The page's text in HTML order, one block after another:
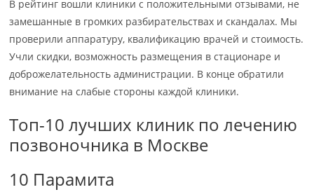
В рейтинг вошли клиники с положительными отзывами, не
замешанные в громких разбирательствах и скандалах. Мы
проверили аппаратуру, квалификацию врачей и стоимость.
Учли скидки, возможность размещения в стационаре и
доброжелательность администрации. В конце обратили
внимание на слабые стороны каждой клиники.
Топ-10 лучших клиник по лечению
позвоночника в Москве
10 Парамита